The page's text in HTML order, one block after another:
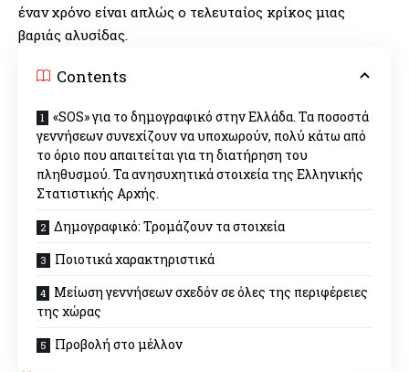
έναν χρόνο είναι απλώς ο τελευταίος κρίκος μιας
βαριάς αλυσίδας.
Contents
«SOS» για το δημογραφικό στην Ελλάδα. Τα ποσοστά
γεννήσεων συνεχίζουν να υποχωρούν, πολύ κάτω από
το όριο που απαιτείται για τη διατήρηση του
πληθυσμού. Τα ανησυχητικά στοιχεία της Ελληνικής
Στατιστικής Αρχής.
Δημογραφικό: Τρομάζουν τα στοιχεία
Ποιοτικά χαρακτηριστικά
Μείωση γεννήσεων σχεδόν σε όλες της περιφέρειες
της χώρας
Προβολή στο μέλλον